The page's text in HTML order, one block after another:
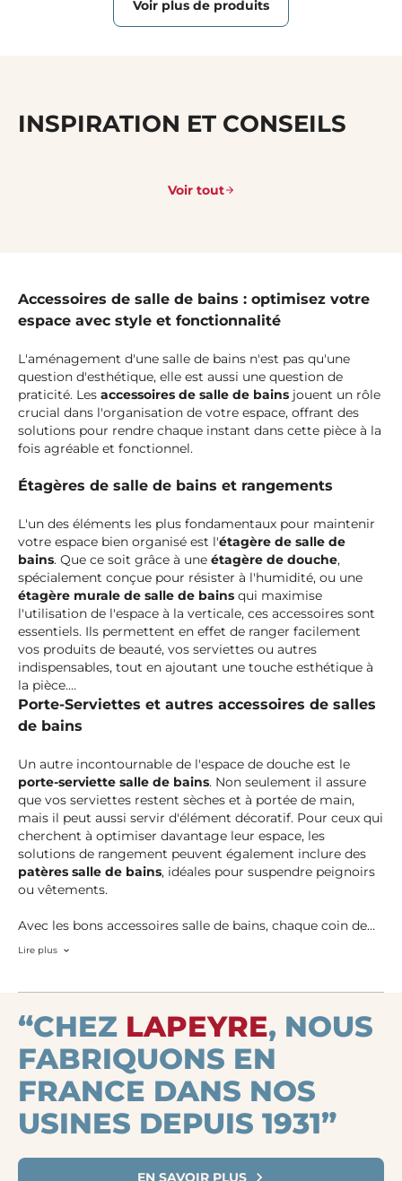
Voir plus de produits
INSPIRATION ET CONSEILS
Voir tout
Accessoires de salle de bains : optimisez votre
espace avec style et fonctionnalité
L'aménagement d'une salle de bains n'est pas qu'une
question d'esthétique, elle est aussi une question de
praticité. Les accessoires de salle de bains jouent un rôle
crucial dans l'organisation de votre espace, offrant des
solutions pour rendre chaque instant dans cette pièce à la
fois agréable et fonctionnel.
Étagères de salle de bains et rangements
L'un des éléments les plus fondamentaux pour maintenir
votre espace bien organisé est l'étagère de salle de
bains. Que ce soit grâce à une étagère de douche,
spécialement conçue pour résister à l'humidité, ou une
étagère murale de salle de bains qui maximise
l'utilisation de l'espace à la verticale, ces accessoires sont
essentiels. Ils permettent en effet de ranger facilement
vos produits de beauté, vos serviettes ou autres
indispensables, tout en ajoutant une touche esthétique à
la pièce.
Porte-Serviettes et autres accessoires de salles
de bains
Un autre incontournable de l'espace de douche est le
porte-serviette salle de bains. Non seulement il assure
que vos serviettes restent sèches et à portée de main,
mais il peut aussi servir d'élément décoratif. Pour ceux qui
cherchent à optimiser davantage leur espace, les
solutions de rangement peuvent également inclure des
patères salle de bains, idéales pour suspendre peignoirs
ou vêtements.
Avec les bons accessoires salle de bains, chaque coin de
cette pièce peut être utilisé efficacement tout en
votresalle de bainsun espace de détente parfaitement
équipé.
Lire plus
“CHEZ LAPEYRE, NOUS
FABRIQUONS EN
FRANCE DANS NOS
USINES DEPUIS 1931”
EN SAVOIR PLUS